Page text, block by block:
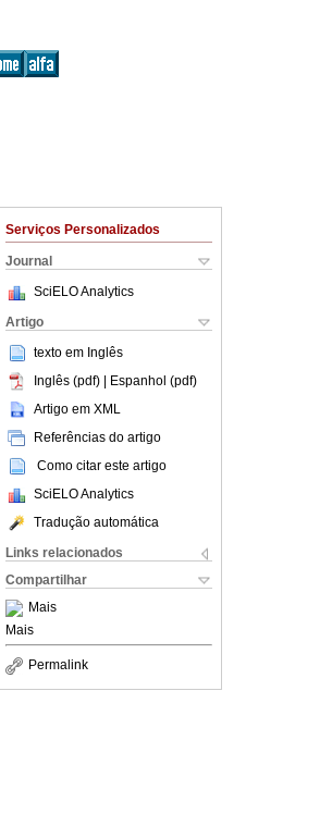
Serviços Personalizados
Journal
SciELO Analytics
Artigo
texto em Inglês
Inglês (pdf) | Espanhol (pdf)
Artigo em XML
Referências do artigo
Como citar este artigo
SciELO Analytics
Tradução automática
Links relacionados
Compartilhar
Mais
Mais
Permalink